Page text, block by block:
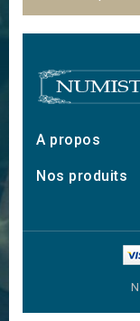
A propos
Nos produits